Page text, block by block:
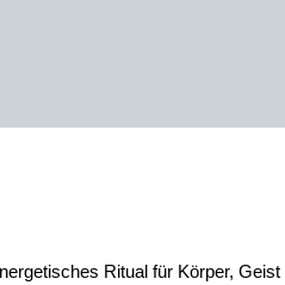
Ritual für Körper, Geist